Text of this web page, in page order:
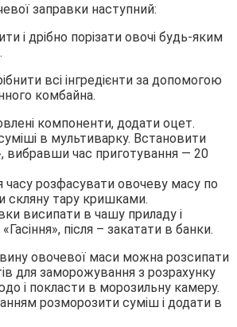
заправки наступний:
і дрібно порізати овочі будь-яким
всі інгредієнти за допомогою
комбайна.
компоненти, додати оцет.
в мультиварку. Встановити
вибравши час приготування — 20
часу розфасувати овочеву масу по
скляну тару кришками.
висипати в чашу приладу і
після – закатати в банки.
овочевої маси можна розсипати
для заморожування з розрахунку
і покласти в морозильну камеру.
розморозити суміш і додати в